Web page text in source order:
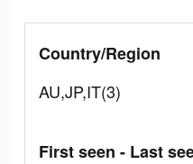
Country/Region
AU,JP,IT(3)
First seen - Last